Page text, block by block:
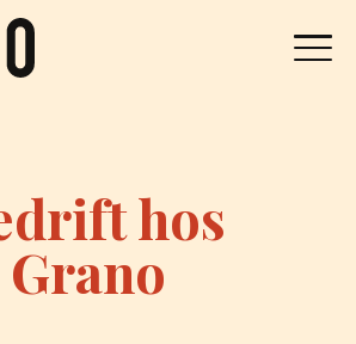
hos
Grano